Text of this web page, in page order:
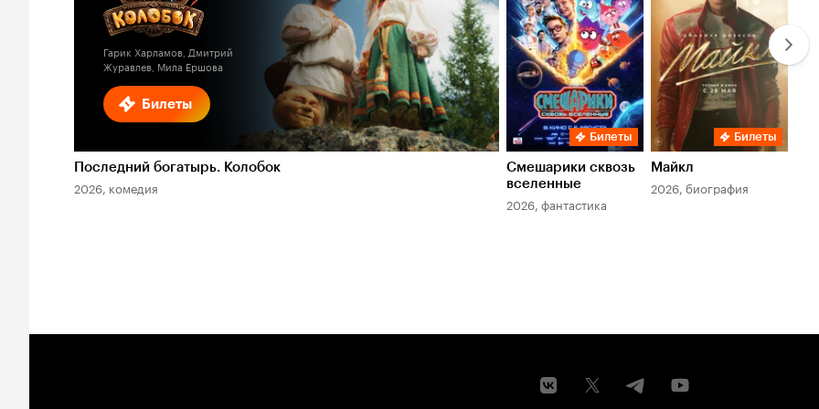
Билеты
Гарик Харламов, Дмитрий
Журавлев, Мила Ершова
Последний богатырь. Колобок
2026, комедия
Билеты
Смешарики сквозь
вселенные
2026, фантастика
Билеты
Майкл
2026, биография